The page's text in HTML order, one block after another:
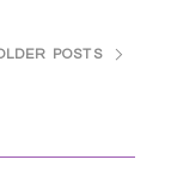
POSTS